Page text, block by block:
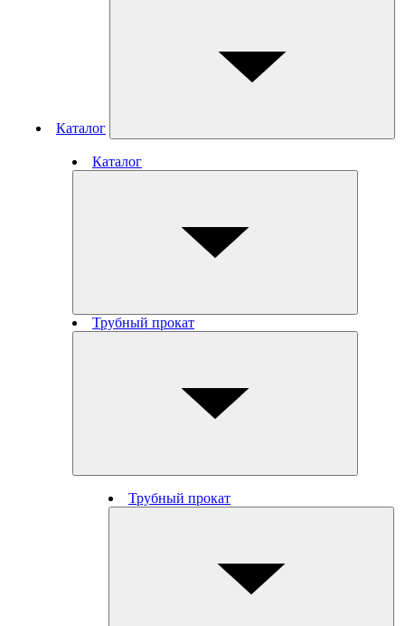
Каталог
Каталог
Трубный прокат
Трубный прокат